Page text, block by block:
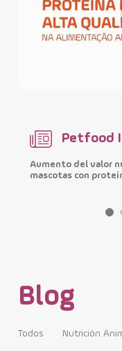
Petfood
Aumento del valor
mascotas con
Blog
Todos Nutrición